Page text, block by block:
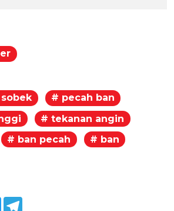
# pecah ban
# tekanan angin
# ban pecah
# ban
Twitter